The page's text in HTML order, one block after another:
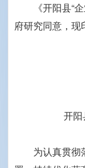
《开阳县“
府研究同意，现
开阳
为认真贯彻